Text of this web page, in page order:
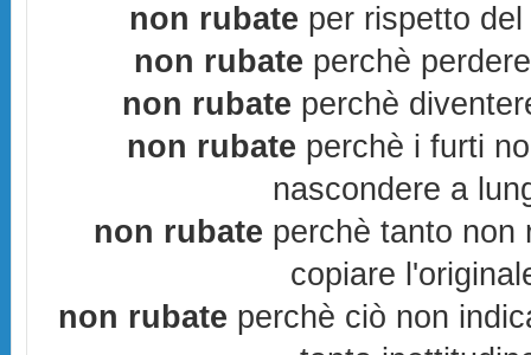
non rubate per rispetto
non rubate perchè
non rubate perchè
non rubate perchè i furti
nascondere a
non rubate perchè tanto non
copiare
non rubate perchè ciò non